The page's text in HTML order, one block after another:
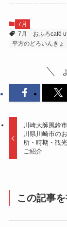
7月
7月
おふろcafé
平方のどろいんきょ
川崎大師風鈴
川県川崎市
所・時期・観
ご紹介
この記事